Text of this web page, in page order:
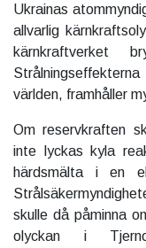
Ukrainas
allvarlig
världen, framhåller
Om reservkraften
inte lyckas kyla
härdsmälta i en
skulle då påminna
olyckan i